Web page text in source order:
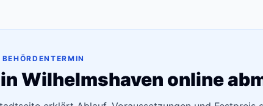
Wilhelmshaven online